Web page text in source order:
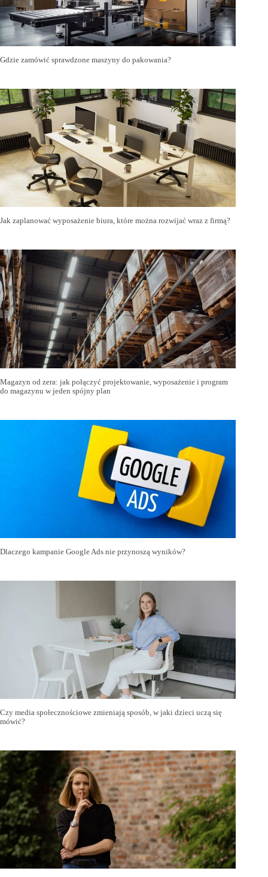
Gdzie zamówić sprawdzone maszyny do pakowania?
Jak zaplanować wyposażenie biura, które można rozwijać wraz z firmą?
Magazyn od zera: jak połączyć projektowanie, wyposażenie i program
do magazynu w jeden spójny plan
Dlaczego kampanie Google Ads nie przynoszą wyników?
Czy media społecznościowe zmieniają sposób, w jaki dzieci uczą się
mówić?